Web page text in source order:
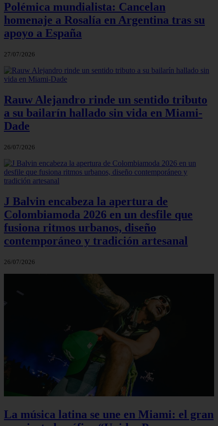
Polémica mundialista: Cancelan
homenaje a Rosalía en Argentina tras su
apoyo a España
27/07/2026
Rauw Alejandro rinde un sentido tributo
a su bailarín hallado sin vida en Miami-
Dade
26/07/2026
J Balvin encabeza la apertura de
Colombiamoda 2026 en un desfile que
fusiona ritmos urbanos, diseño
contemporáneo y tradición artesanal
26/07/2026
La música latina se une en Miami: el gran